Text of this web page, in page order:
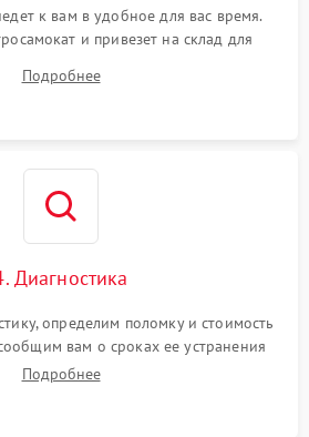
к вам в удобное для вас время.
и привезет на склад для
Подробнее
Диагностика
определим поломку и стоимость
вам о сроках ее устранения
Подробнее